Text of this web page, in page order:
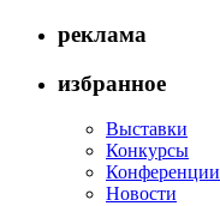
реклама
избранное
Выставки
Конкурсы
Конференции
Новости